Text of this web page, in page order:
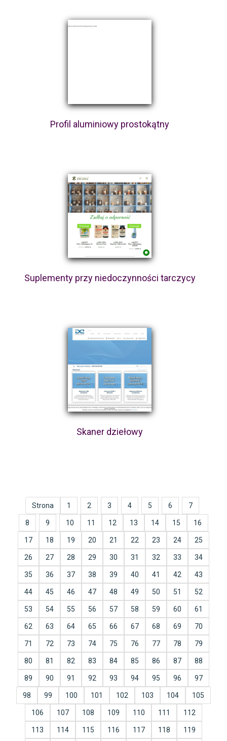
Profil aluminiowy prostokątny
Suplementy przy niedoczynności tarczycy
Skaner dziełowy
Strona 1 2 3 4 5 6 7
8 9 10 11 12 13 14 15 16
17 18 19 20 21 22 23 24 25
26 27 28 29 30 31 32 33 34
35 36 37 38 39 40 41 42 43
44 45 46 47 48 49 50 51 52
53 54 55 56 57 58 59 60 61
62 63 64 65 66 67 68 69 70
71 72 73 74 75 76 77 78 79
80 81 82 83 84 85 86 87 88
89 90 91 92 93 94 95 96 97
98 99 100 101 102 103 104 105
106 107 108 109 110 111 112
113 114 115 116 117 118 119